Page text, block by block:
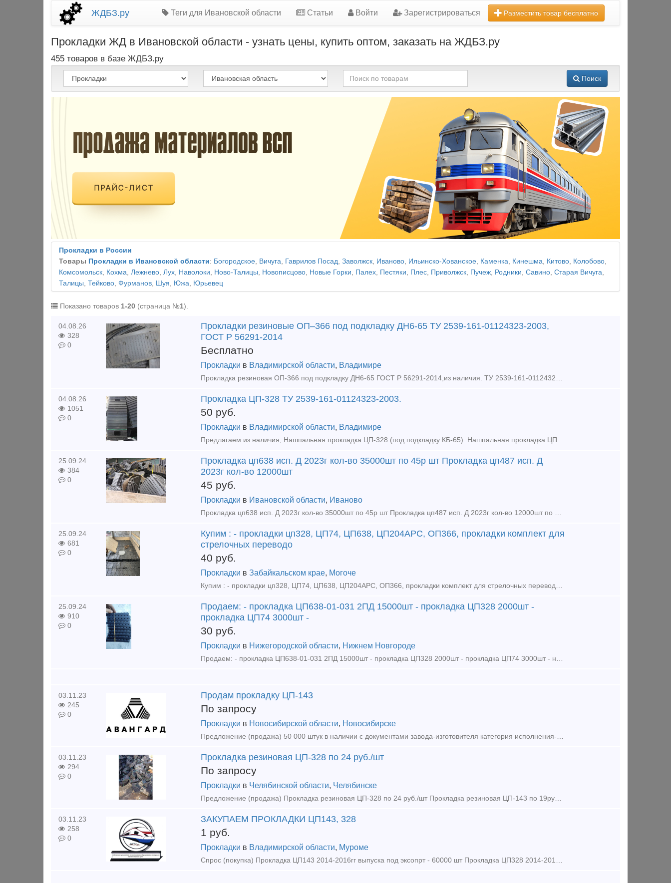
ЖДБЗ.ру Теги для Ивановской области Статьи Войти Зарегистрироваться Разместить товар бесплатно
Прокладки ЖД в Ивановской области - узнать цены, купить оптом, заказать на ЖДБЗ.ру
455 товаров в базе ЖДБЗ.ру
Поиск
Прокладки в России
Товары Прокладки в Ивановской области: Богородское, Вичуга, Гаврилов Посад, Заволжск, Иваново, Ильинско-Хованское, Каменка, Кинешма, Китово, Колобово,
Комсомольск, Кохма, Лежнево, Лух, Наволоки, Ново-Талицы, Новописцово, Новые Горки, Палех, Пестяки, Плес, Приволжск, Пучеж, Родники, Савино, Старая Вичуга,
Талицы, Тейково, Фурманов, Шуя, Южа, Юрьевец
Показано товаров 1-20 (страница №1).
04.08.26
328
0
Прокладки резиновые ОП–366 под подкладку ДН6-65 ТУ 2539-161-01124323-2003,
ГОСТ Р 56291-2014
Бесплатно
Прокладки в Владимирской области, Владимире
Прокладка резиновая ОП-366 под подкладку ДН6-65 ГОСТ Р 56291-2014,из наличия. ТУ 2539-161-01124323-2003 Прокладка резиновая ОП-366 под подкладку применяется в качестве амортизатора между шпалой дере
04.08.26
1051
0
Прокладка ЦП-328 ТУ 2539-161-01124323-2003.
50 руб.
Прокладки в Владимирской области, Владимире
Предлагаем из наличия, Нашпальная прокладка ЦП-328 (под подкладку КБ-65). Нашпальная прокладка ЦП-328 (под подкладку КБ-65) выполняет функции амортизатора, и устанавливается между шпалой железобето
25.09.24
384
0
Прокладка цп638 исп. Д 2023г кол-во 35000шт по 45р шт Прокладка цп487 исп. Д
2023г кол-во 12000шт
45 руб.
Прокладки в Ивановской области, Иваново
Прокладка цп638 исп. Д 2023г кол-во 35000шт по 45р шт Прокладка цп487 исп. Д 2023г кол-во 12000шт по 45р шт Прокладка цп74 исп. Д 2023г кол-во 2000шт по 39р шт Прокладка оп366 исп. Д 2023г к
25.09.24
681
0
Купим : - прокладки цп328, ЦП74, ЦП638, ЦП204АРС, ОП366, прокладки комплект для
стрелочных переводо
40 руб.
Прокладки в Забайкальском крае, Могоче
Купим : - прокладки цп328, ЦП74, ЦП638, ЦП204АРС, ОП366, прокладки комплект для стрелочных переводов р65 - подкладки КД65, КБ65, СК65, СД65, КБ50, Д65 - накладки 1р65, 2р65, 1р50, 1р43 - рельсы
25.09.24
910
0
Продаем: - прокладка ЦП638-01-031 2ПД 15000шт - прокладка ЦП328 2000шт -
прокладка ЦП74 3000шт -
30 руб.
Прокладки в Нижегородской области, Нижнем Новгороде
Продаем: - прокладка ЦП638-01-031 2ПД 15000шт - прокладка ЦП328 2000шт - прокладка ЦП74 3000шт - накладка 1р65 новая 22г 8тн цена договорная. Покупаем: - рельс р65 новые, резерв, б
03.11.23
245
0
Продам прокладку ЦП-143
По запросу
Прокладки в Новосибирской области, Новосибирске
Предложение (продажа) 50 000 штук в наличии с документами завода-изготовителя категория исполнения-1 Цена: договорная
03.11.23
294
0
Прокладка резиновая ЦП-328 по 24 руб./шт
По запросу
Прокладки в Челябинской области, Челябинске
Предложение (продажа) Прокладка резиновая ЦП-328 по 24 руб./шт Прокладка резиновая ЦП-143 по 19руб./шт Прокладка резиновая ЦП-362 по 39 руб./шт Прокла
03.11.23
258
0
ЗАКУПАЕМ ПРОКЛАДКИ ЦП143, 328
1 руб.
Прокладки в Владимирской области, Муроме
Спрос (покупка) Прокладка ЦП143 2014-2016гг выпуска под эксопрт - 60000 шт Прокладка ЦП328 2014-2016гг выпуска под эксопрт - 60000 шт Также купим комп